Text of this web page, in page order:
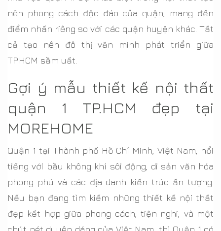
nên phong cách độc đáo của quận, mang đến
điểm nhấn riêng so với các quận huyện khác. Tất
cả tạo nên đô thị văn minh phát triển giữa
TP.HCM sầm uất.
Gợi ý mẫu thiết kế nội thất
quận 1 TP.HCM đẹp tại
MOREHOME
Quận 1 tại Thành phố Hồ Chí Minh, Việt Nam, nổi
tiếng với bầu không khí sôi động, di sản văn hóa
phong phú và các địa danh kiến trúc ấn tượng.
Nếu bạn đang tìm kiếm những thiết kế nội thất
đẹp kết hợp giữa phong cách, tiện nghi, và một